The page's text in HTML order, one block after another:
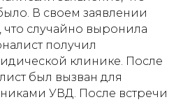
В своем заявлении
случайно выронила
получил
клинике. После
был вызван для
УВД. После встречи